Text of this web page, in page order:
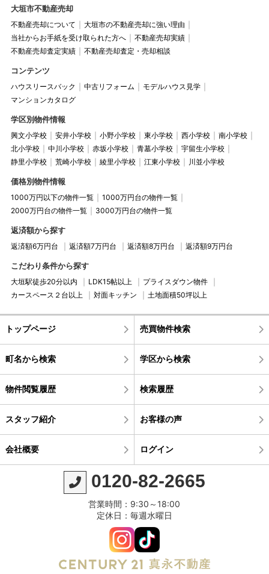
大垣市不動産売却
不動産売却について
大垣市の不動産売却に強い理由
当社からお手紙を受け取られた方へ
不動産売却実績
不動産売却査定実績
不動産売却査定・売却相談
コンテンツ
ハウスリースバック 中古リフォーム
モデルハウス見学
マンションカタログ
学区別物件情報
興文小学校 安井小学校 小野小学校 東小学校 西小学校
南小学校
北小学校
中川小学校 赤坂小学校 青墓小学校
宇留生小学校
静里小学校
荒崎小学校 綾里小学校 江東小学校 川並小学校
価格別物件情報
1000万円以下の物件一覧
1000万円台の物件一覧
2000万円台の物件一覧
3000万円台の物件一覧
返済額から探す
返済額6万円台 返済額7万円台 返済額8万円台 返済額9万円台
こだわり条件から探す
大垣駅徒歩20分以内 LDK15帖以上
プライスダウン物件
カースペース２台以上
対面キッチン 土地面積50坪以上
トップページ 売買物件検索
町名から検索 学区から検索
物件閲覧履歴 検索履歴
スタッフ紹介 お客様の声
会社概要 ログイン
0120-82-2665
営業時間：9:30～18:00
定休日：毎週水曜日